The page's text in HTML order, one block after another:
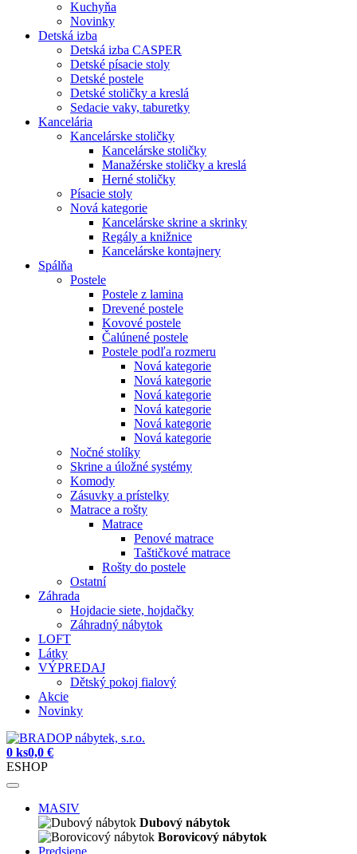
Kuchyňa
Novinky
Detská izba
Detská izba CASPER
Detské písacie stoly
Detské postele
Detské stoličky a kreslá
Sedacie vaky, taburetky
Kancelária
Kancelárske stoličky
Kancelárske stoličky
Manažérske stoličky a kreslá
Herné stoličky
Písacie stoly
Nová kategorie
Kancelárske skrine a skrinky
Regály a knižnice
Kancelárske kontajnery
Spálňa
Postele
Postele z lamina
Drevené postele
Kovové postele
Čalúnené postele
Postele podľa rozmeru
Nová kategorie
Nová kategorie
Nová kategorie
Nová kategorie
Nová kategorie
Nová kategorie
Nočné stolíky
Skrine a úložné systémy
Komody
Zásuvky a prístelky
Matrace a rošty
Matrace
Penové matrace
Taštičkové matrace
Rošty do postele
Ostatní
Záhrada
Hojdacie siete, hojdačky
Záhradný nábytok
LOFT
Látky
VÝPREDAJ
Dětský pokoj fialový
Akcie
Novinky
0 ks0,0 €
ESHOP
MASIV
Dubový nábytok
Borovicový nábytok
Predsiene